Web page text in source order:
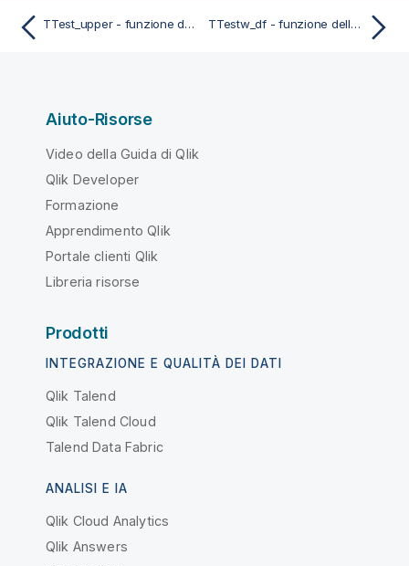
TTest_upper - funzione dello script e del grafico TTestw_df - funzione dello script e del grafico
Aiuto-Risorse
Video della Guida di Qlik
Qlik Developer
Formazione
Apprendimento Qlik
Portale clienti Qlik
Libreria risorse
Prodotti
INTEGRAZIONE E QUALITÀ DEI DATI
Qlik Talend
Qlik Talend Cloud
Talend Data Fabric
ANALISI E IA
Qlik Cloud Analytics
Qlik Answers